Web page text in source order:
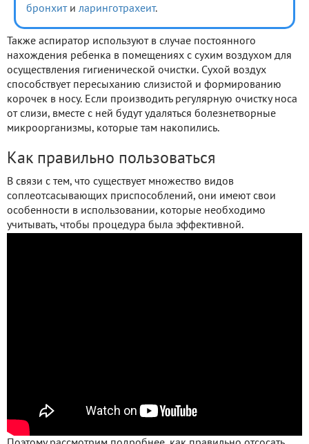
бронхити ларинготрахеит.
Также аспиратор используют в случае постоянного
нахождения ребенка в помещениях с сухим воздухом для
осуществления гигиенической очистки. Сухой воздух
способствует пересыханию слизистой и формированию
корочек в носу. Если производить регулярную очистку носа
от слизи, вместе с ней будут удаляться болезнетворные
микроорганизмы, которые там накопились.
Как правильно пользоваться
В связи с тем, что существует множество видов
соплеотсасывающих приспособлений, они имеют свои
особенности в использовании, которые необходимо
учитывать, чтобы процедура была эффективной.